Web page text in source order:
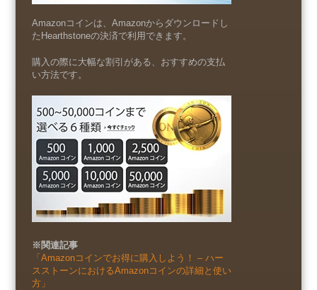
Amazonコインは、Amazonからダウンロードし
たHearthstoneの決済で利用できます。
購入の際に大幅な割引がある、おすすめの支払
い方法です。
※関連記事
「Amazonコインでお得に購入しよう！ – ハー
スストーンにおけるAmazonコインの詳細と使い
方」